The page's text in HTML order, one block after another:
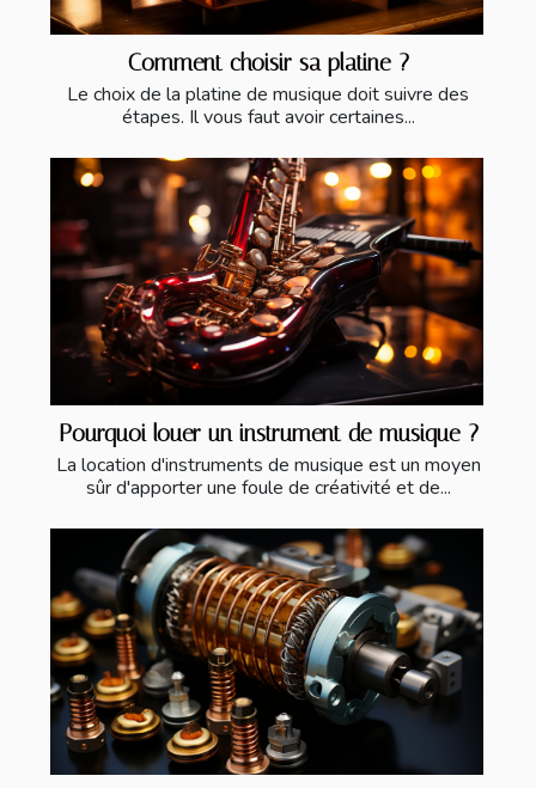
Comment choisir sa platine ?
Le choix de la platine de musique doit suivre des
étapes. Il vous faut avoir certaines...
Pourquoi louer un instrument de musique ?
La location d'instruments de musique est un moyen
sûr d'apporter une foule de créativité et de...